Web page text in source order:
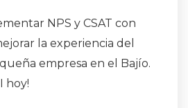
NPS y CSAT con
la experiencia del
empresa en el Bajío.
hoy!